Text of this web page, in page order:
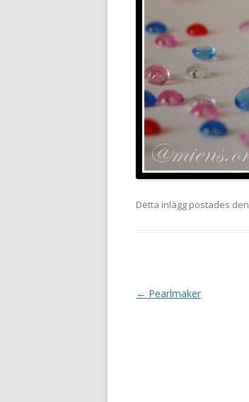
Detta inlägg postades den
Inläggsnavigering
← Pearlmaker